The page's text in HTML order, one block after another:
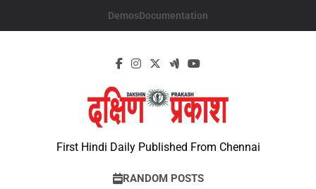
DemosDocumentation
First Hindi Daily Published From Chennai
RANDOM POSTS